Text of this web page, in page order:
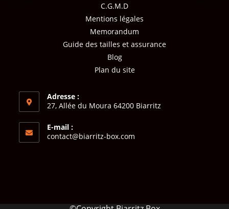
C.G.M.D
Mentions légales
Memorandum
Guide des tailles et assurance
Blog
Plan du site
Adresse :
27, Allée du Moura 64200 Biarritz
E-mail :
contact@biarritz-box.com